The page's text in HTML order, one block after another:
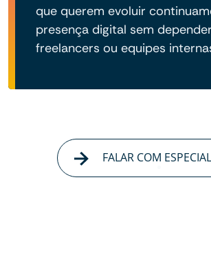
que querem evoluir
presença digital sem
freelancers ou equipes
FALAR COM